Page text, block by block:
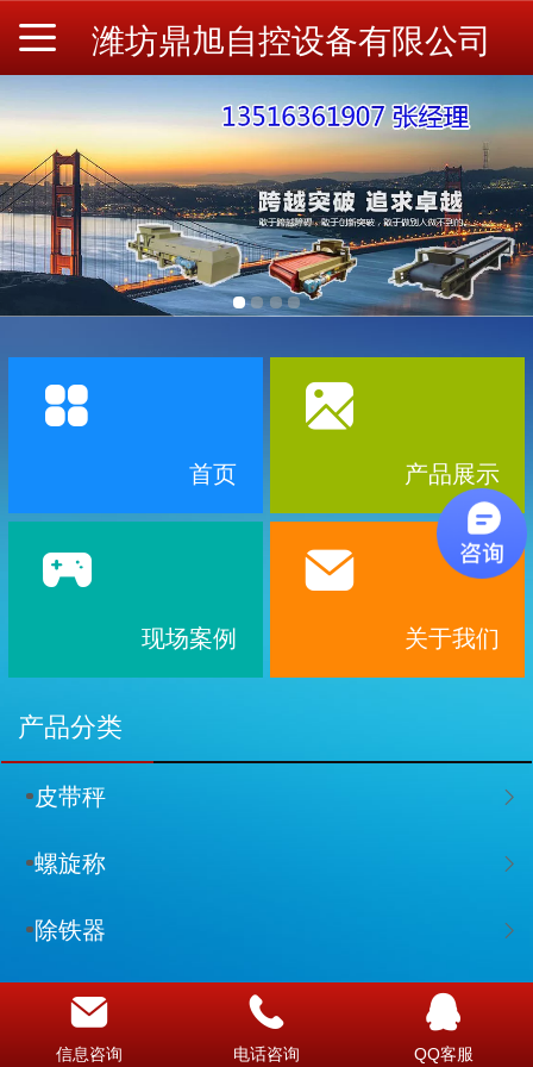
潍坊鼎旭自控设备有限公司
首页 产品展示
现场案例 关于我们
产品分类
皮带秤
螺旋称
除铁器
电磁给料机
信息咨询 电话咨询 QQ客服